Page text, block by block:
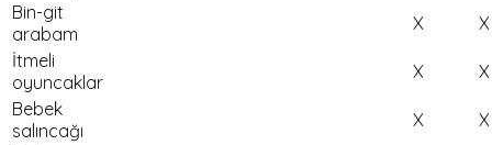
Bin-git
arabam
X
X
İtmeli
oyuncaklar
X
X
Bebek
salıncağı
X
X